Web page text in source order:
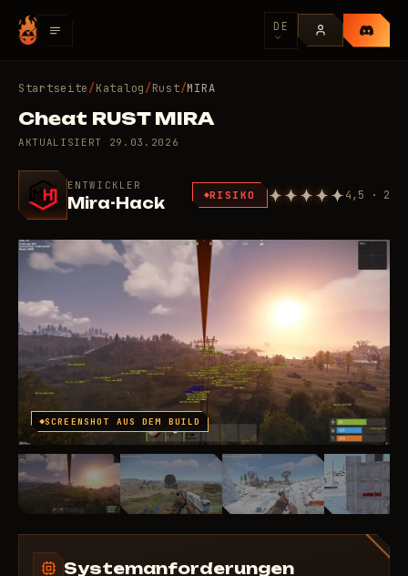
DE
Startseite/Katalog/Rust/MIRA
Cheat RUST MIRA
AKTUALISIERT 29.03.2026
ENTWICKLER
Mira-Hack RISIKO 4,5 · 2
SCREENSHOT AUS DEM BUILD
Systemanforderungen